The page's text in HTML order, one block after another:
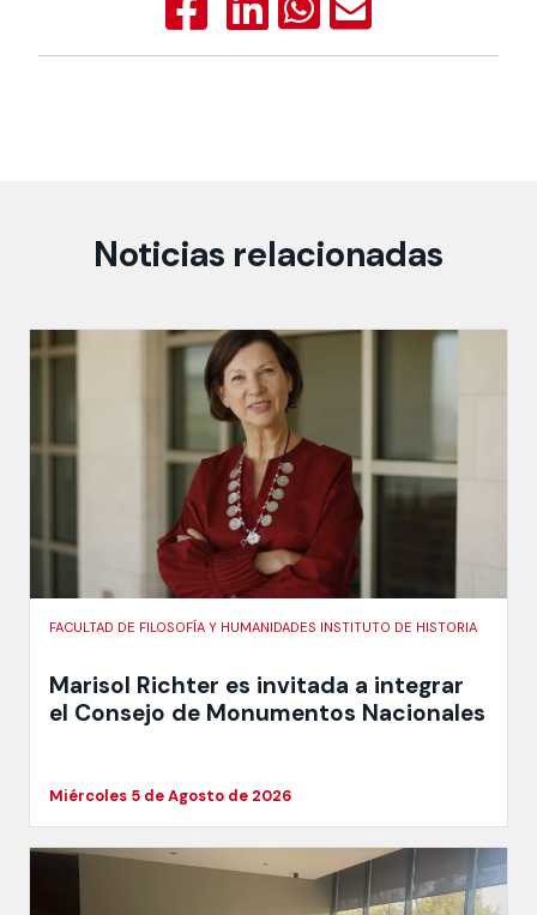
Noticias relacionadas
FACULTAD DE FILOSOFÍA Y HUMANIDADES INSTITUTO DE HISTORIA
Marisol Richter es invitada a integrar
el Consejo de Monumentos Nacionales
Miércoles 5 de Agosto de 2026